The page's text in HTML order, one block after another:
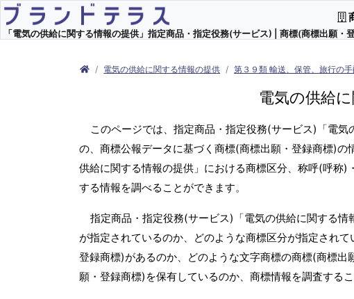
「電気の供給に関する情報の提供」指定商品・指定役務(サービス) | 商標(商標出願・
電気の供給に関する情報の提供 第３９類 輸送、保管、旅行の
電気の供給
このページでは、指定商品・指定役務(サービス)「電
の、商標公報データに基づく商標(商標出願・登録商標)
供給に関する情報の提供」における商標区分、称呼(呼称
する情報を調べることができます。
指定商品・指定役務(サービス)「電気の供給に関する
が指定されているのか、どのような商標区分が指定され
登録商標)があるのか、どのような文字商標の商標(商標
願・登録商標)を保有しているのか、商標情報を調査するこ